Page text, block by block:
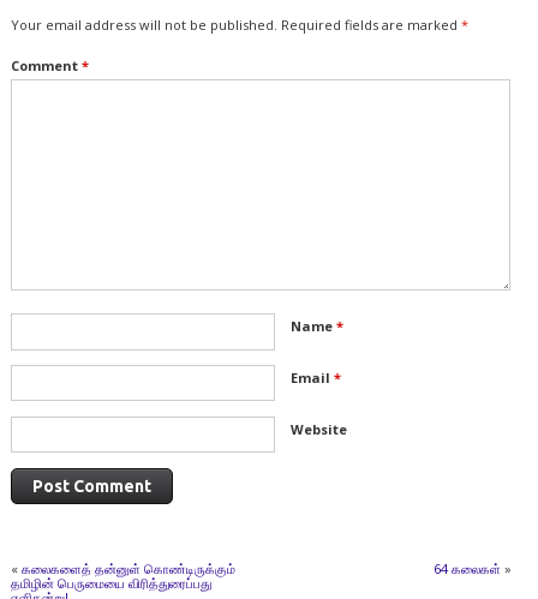
Your email address will not be published. Required fields are marked *
Comment *
Name *
Email *
Website
« கலைகளைத் தன்னுள் கொண்டிருக்கும்
தமிழின் பெருமையை விரித்துரைப்பது
64 கலைகள் »